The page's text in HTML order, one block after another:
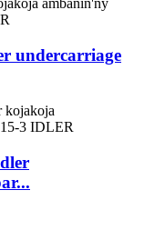
undercarriage